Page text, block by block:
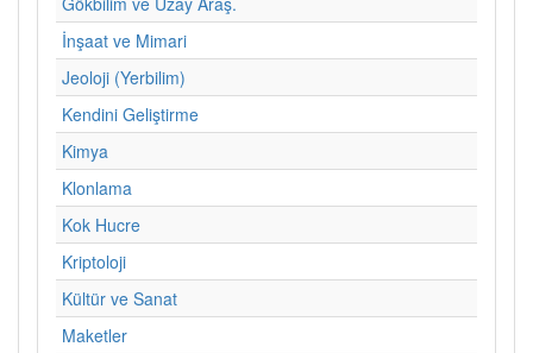
İnşaat ve Mimari
Jeoloji (Yerbilim)
Kendini Geliştirme
Kimya
Klonlama
Kok Hucre
Kriptoloji
Kültür ve Sanat
Maketler